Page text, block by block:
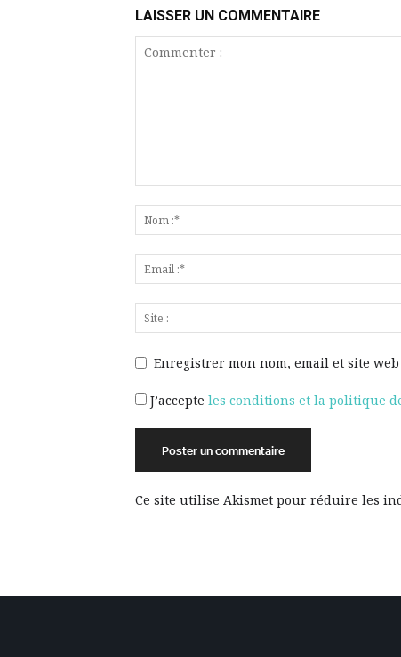
LAISSER UN COMMENTAIRE
Enregistrer mon nom, email et site
J’accepte les conditions et la politique
Ce site utilise Akismet pour réduire les